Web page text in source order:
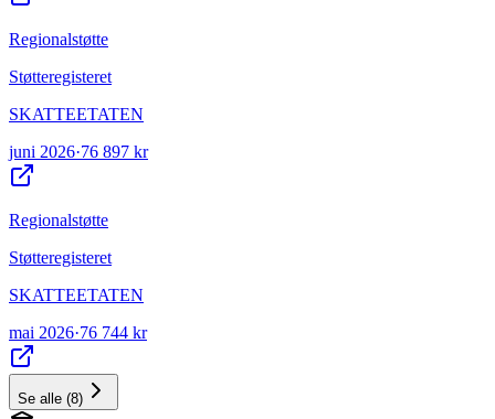
Regionalstøtte
Støtteregisteret
SKATTEETATEN
juni 2026·76 897 kr
Regionalstøtte
Støtteregisteret
SKATTEETATEN
mai 2026·76 744 kr
Se alle (8)